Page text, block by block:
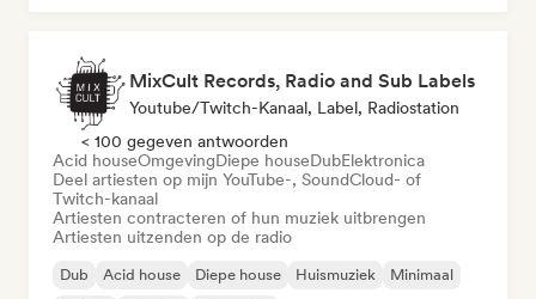
MixCult Records, Radio and Sub Labels
Youtube/Twitch-Kanaal, Label, Radiostation
< 100 gegeven antwoorden
Acid houseOmgevingDiepe houseDubElektronica
Deel artiesten op mijn YouTube-, SoundCloud- of
Twitch-kanaal
Artiesten contracteren of hun muziek uitbrengen
Artiesten uitzenden op de radio
Dub Acid house Diepe house Huismuziek
Minimaal